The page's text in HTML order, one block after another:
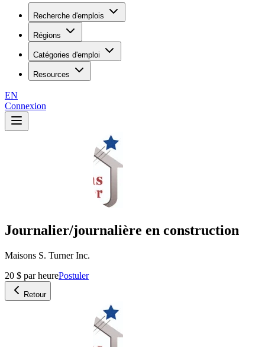
Recherche d'emplois
Régions
Catégories d'emploi
Resources
EN
Connexion
Journalier/journalière en construction
Maisons S. Turner Inc.
20 $ par heurePostuler
Retour